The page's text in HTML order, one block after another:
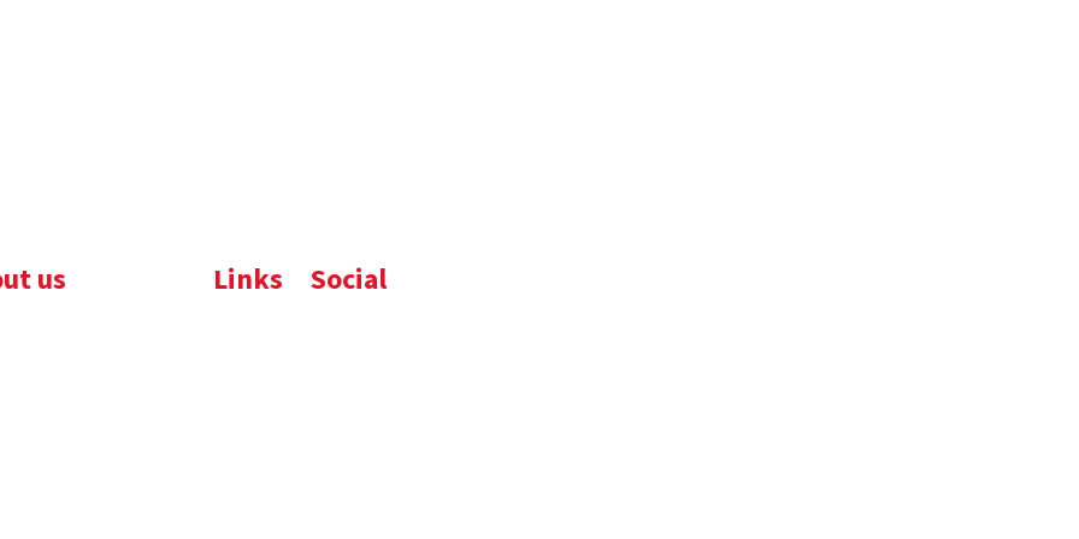
us Links Social